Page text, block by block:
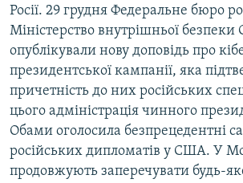
Росії. 29 грудня Федеральне бюро
Міністерство внутрішньої
опублікували нову доповідь про
президентської кампанії, яка
причетність до них російських
цього адміністрація чинного
Обами оголосила безпрецедентні
російських дипломатів у США. У
продовжують заперечувати будь-